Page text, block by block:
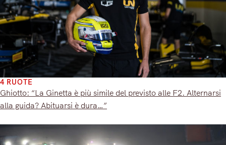
4 RUOTE
Ghiotto: “La Ginetta è più simile del previsto alle F2. Alternarsi
alla guida? Abituarsi è dura…”